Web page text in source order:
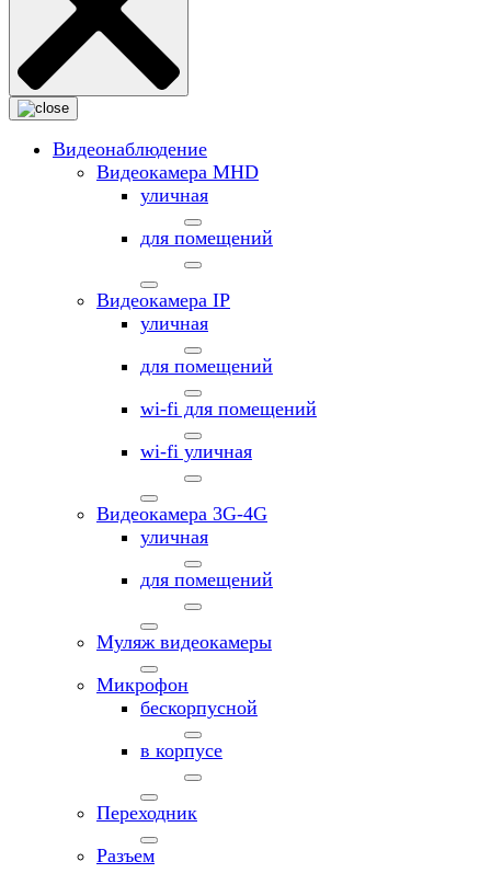
Видеонаблюдение
Видеокамера MНD
уличная
для помещений
Видеокамера IP
уличная
для помещений
wi-fi для помещений
wi-fi уличная
Видеокамера 3G-4G
уличная
для помещений
Муляж видеокамеры
Микрофон
бескорпусной
в корпусе
Переходник
Разъем